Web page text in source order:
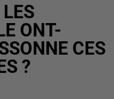
ONT-
CES
?